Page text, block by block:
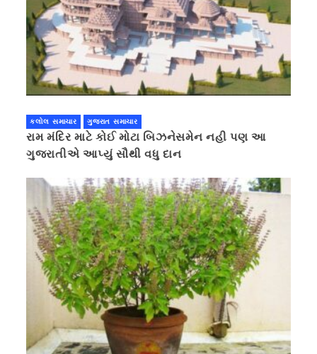
કલોલ સમાચાર ગુજરાત સમાચાર
રામ મંદિર માટે કોઈ મોટા બિઝનેસમેન નહી પણ આ
ગુજરાતીએ આપ્યું સૌથી વધુ દાન